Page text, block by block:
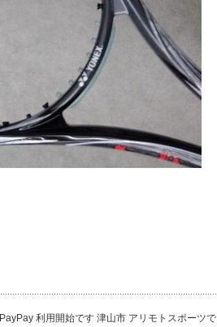
PayPay 利用開始です 津山市 アリモトスポーツで